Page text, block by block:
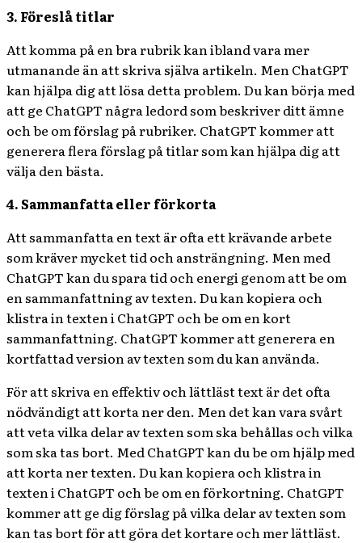
3. Föreslå titlar
Att komma på en bra rubrik kan ibland vara mer
utmanande än att skriva själva artikeln. Men ChatGPT
kan hjälpa dig att lösa detta problem. Du kan börja med
att ge ChatGPT några ledord som beskriver ditt ämne
och be om förslag på rubriker. ChatGPT kommer att
generera flera förslag på titlar som kan hjälpa dig att
välja den bästa.
4. Sammanfatta eller förkorta
Att sammanfatta en text är ofta ett krävande arbete
som kräver mycket tid och ansträngning. Men med
ChatGPT kan du spara tid och energi genom att be om
en sammanfattning av texten. Du kan kopiera och
klistra in texten i ChatGPT och be om en kort
sammanfattning. ChatGPT kommer att generera en
kortfattad version av texten som du kan använda.
För att skriva en effektiv och lättläst text är det ofta
nödvändigt att korta ner den. Men det kan vara svårt
att veta vilka delar av texten som ska behållas och vilka
som ska tas bort. Med ChatGPT kan du be om hjälp med
att korta ner texten. Du kan kopiera och klistra in
texten i ChatGPT och be om en förkortning. ChatGPT
kommer att ge dig förslag på vilka delar av texten som
kan tas bort för att göra det kortare och mer lättläst.